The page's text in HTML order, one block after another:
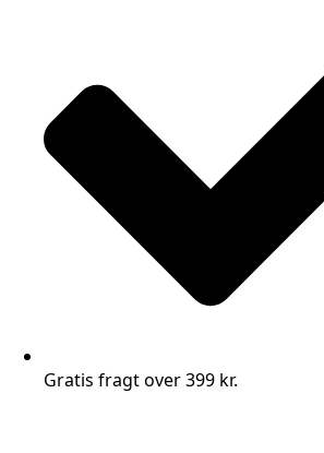
Gratis fragt over 399 kr.